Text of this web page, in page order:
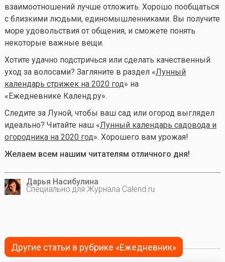
взаимоотношений лучше отложить. Хорошо пообщаться
с близкими людьми, единомышленниками. Вы получите
море удовольствия от общения, и сможете понять
некоторые важные вещи.
Хотите удачно подстричься или сделать качественный
уход за волосами? Загляните в раздел «Лунный
календарь стрижек на 2020 год» на
«Ежедневнике Календ.ру».
Следите за Луной, чтобы ваш сад или огород выглядел
идеально? Читайте наш «Лунный календарь садовода и
огородника на 2020 год». Хорошего вам урожая!
Желаем всем нашим читателям отличного дня!
Дарья Насибулина
Специально для Журнала Calend.ru
Другие статьи в рубрике «Ежедневник»